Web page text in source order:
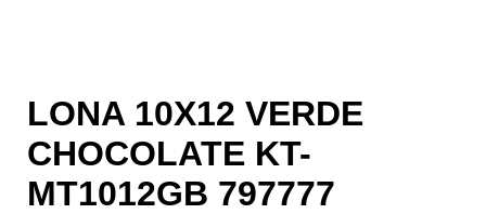
LONA 10X12 VERDE
CHOCOLATE KT-
MT1012GB 797777